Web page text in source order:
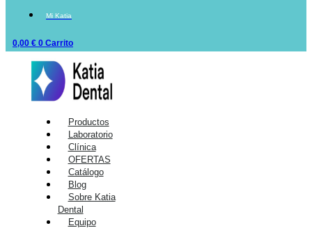
Mi Katia
0,00 € 0 Carrito
Productos
Laboratorio
Clínica
OFERTAS
Catálogo
Blog
Sobre Katia
Dental
Equipo